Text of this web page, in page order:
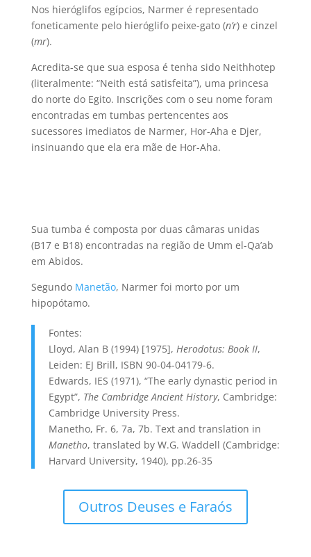
Nos hieróglifos egípcios, Narmer é representado
foneticamente pelo hieróglifo peixe-gato (n’r) e cinzel
(mr).
Acredita-se que sua esposa é tenha sido Neithhotep
(literalmente: “Neith está satisfeita”), uma princesa
do norte do Egito. Inscrições com o seu nome foram
encontradas em tumbas pertencentes aos
sucessores imediatos de Narmer, Hor-Aha e Djer,
insinuando que ela era mãe de Hor-Aha.
Sua tumba é composta por duas câmaras unidas
(B17 e B18) encontradas na região de Umm el-Qa’ab
em Abidos.
Segundo Manetão, Narmer foi morto por um
hipopótamo.
Fontes:
Lloyd, Alan B (1994) [1975], Herodotus: Book II,
Leiden: EJ Brill, ISBN 90-04-04179-6.
Edwards, IES (1971), “The early dynastic period in
Egypt”, The Cambridge Ancient History, Cambridge:
Cambridge University Press.
Manetho, Fr. 6, 7a, 7b. Text and translation in
Manetho, translated by W.G. Waddell (Cambridge:
Harvard University, 1940), pp.26-35
Outros Deuses e Faraós